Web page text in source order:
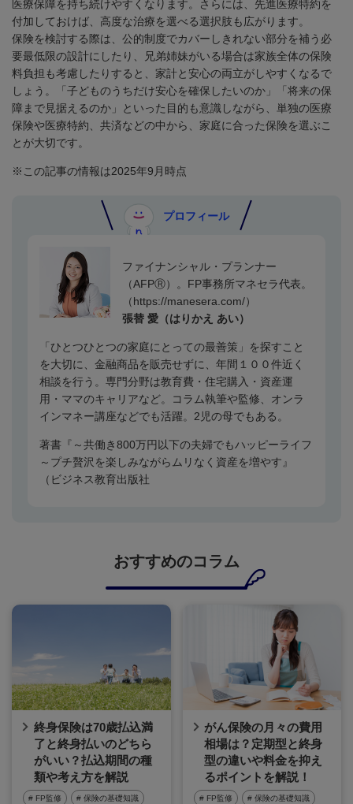
医療保障を持ち続けやすくなります。さらには、先進医療特約を
付加しておけば、高度な治療を選べる選択肢も広がります。
保険を検討する際は、公的制度でカバーしきれない部分を補う必
要最低限の設計にしたり、兄弟姉妹がいる場合は家族全体の保険
料負担も考慮したりすると、家計と安心の両立がしやすくなるで
しょう。「子どものうちだけ安心を確保したいのか」「将来の保
障まで見据えるのか」といった目的も意識しながら、単独の医療
保険や医療特約、共済などの中から、家庭に合った保険を選ぶこ
とが大切です。
※この記事の情報は2025年9月時点
プロフィール
ファイナンシャル・プランナー
（AFPⓇ）。FP事務所マネセラ代表。
（https://manesera.com/）
張替 愛（はりかえ あい）
「ひとつひとつの家庭にとっての最善策」を探すこと
を大切に、金融商品を販売せずに、年間１００件近く
相談を行う。専門分野は教育費・住宅購入・資産運
用・ママのキャリアなど。コラム執筆や監修、オンラ
インマネー講座などでも活躍。 2児の母でもある。
著書『～共働き800万円以下の夫婦でもハッピーライフ
～プチ贅沢を楽しみながらムリなく資産を増やす』
（ビジネス教育出版社
おすすめのコラム
終身保険は70歳払込満
了と終身払いのどちら
がいい？払込期間の種
類や考え方を解説
# FP監修 # 保険の基礎知識
がん保険の月々の費用
相場は？定期型と終身
型の違いや料金を抑え
るポイントを解説！
# FP監修 # 保険の基礎知識